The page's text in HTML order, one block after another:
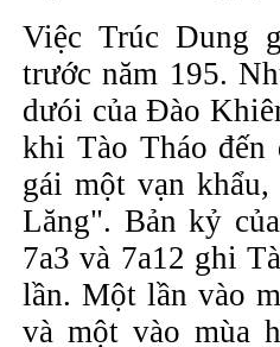
Việc Trúc Dung
trước năm 195.
dưói của Đào
khi Tào Tháo đến
gái một vạn
Lăng". Bản kỷ
7a3 và 7a12 ghi
lần. Một lần vào
và một vào mùa